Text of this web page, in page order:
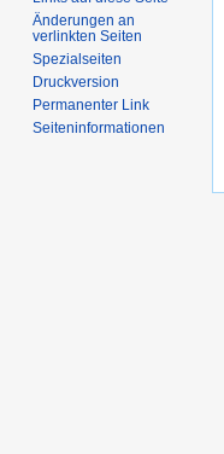
Änderungen an
verlinkten Seiten
Spezialseiten
Druckversion
Permanenter Link
Seiten­­informationen